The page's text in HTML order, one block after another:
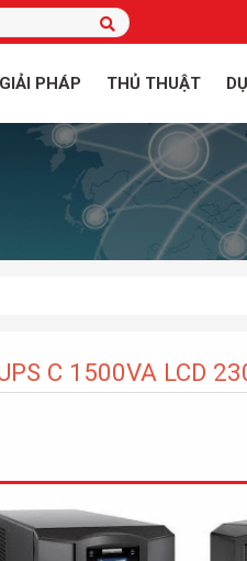
GIẢI PHÁP THỦ THUẬT
C 1500VA LCD